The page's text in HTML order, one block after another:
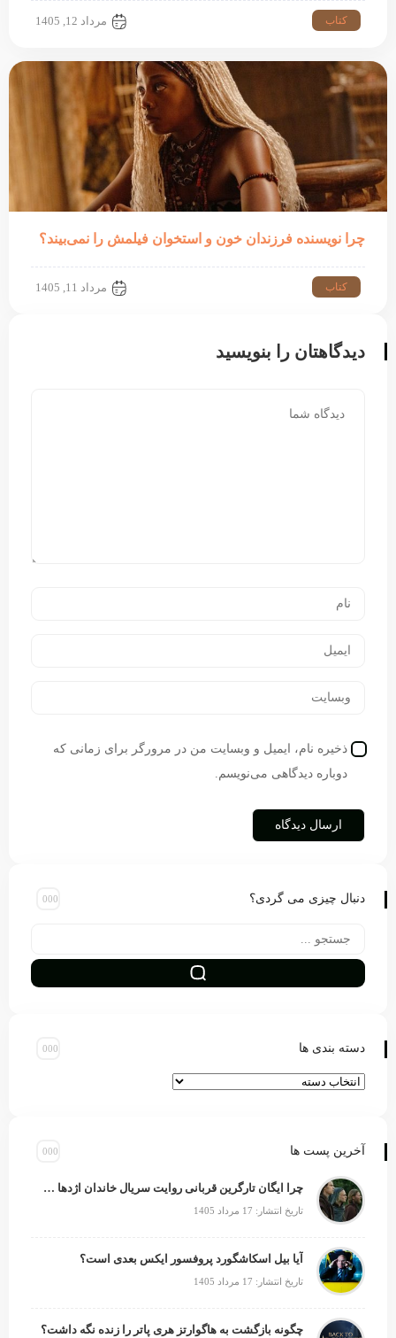
کتاب مرداد 12, 1405
چرا نویسنده فرزندان خون و استخوان فیلمش را نمی‌بیند؟
کتاب مرداد 11, 1405
دیدگاهتان را بنویسید
ذخیره نام، ایمیل و وبسایت من در مرورگر برای زمانی که
دوباره دیدگاهی می‌نویسم.
دنبال چیزی می گردی؟
دسته بندی ها
آخرین پست ها
چرا ایگان تارگرین قربانی روایت سریال خاندان اژدها شد؟
تاریخ انتشار: 17 مرداد 1405
آیا بیل اسکاشگورد پروفسور ایکس بعدی است؟
تاریخ انتشار: 17 مرداد 1405
چگونه بازگشت به هاگوارتز هری پاتر را زنده نگه داشت؟